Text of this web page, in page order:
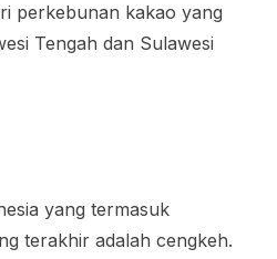
perkebunan kakao yang
Tengah dan Sulawesi
yang termasuk
terakhir adalah cengkeh.